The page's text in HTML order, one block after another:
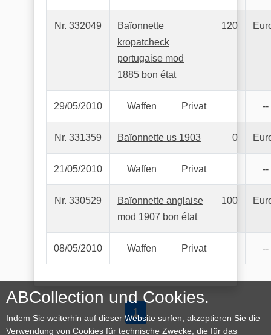
Nr. 332049
Baïonnette
kropatcheck
portugaise mod
1885 bon état
120
29/05/2010 Waffen Privat --
Nr. 331359 Baïonnette us 1903 0
21/05/2010 Waffen Privat --
Nr. 330529
Baïonnette anglaise
mod 1907 bon état
100
08/05/2010 Waffen Privat --
1
ABCollection und Cookies.
Indem Sie weiterhin auf dieser Website surfen, akzeptieren Sie die
Verwendung von Cookies für technische Zwecke, die für das